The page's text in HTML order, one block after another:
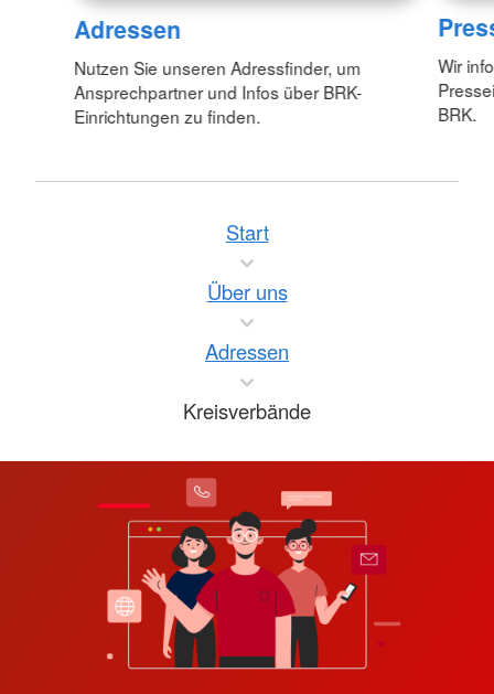
Adressen
Nutzen Sie unseren Adressfinder, um
Ansprechpartner und Infos über BRK-
Einrichtungen zu finden.
Wir
BRK.
Start
Über uns
Adressen
Kreisverbände